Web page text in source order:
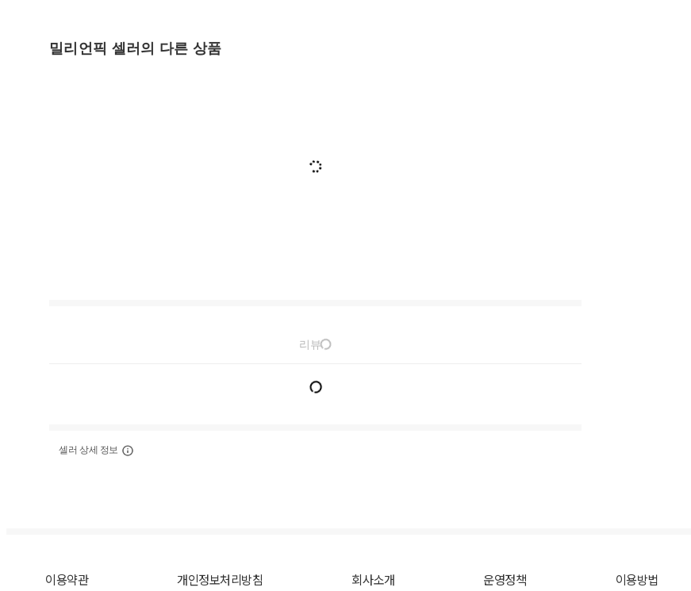
밀리언픽 셀러의 다른 상품
리뷰
셀러 상세 정보
이용약관 개인정보처리방침 회사소개 운영정책 이용방법